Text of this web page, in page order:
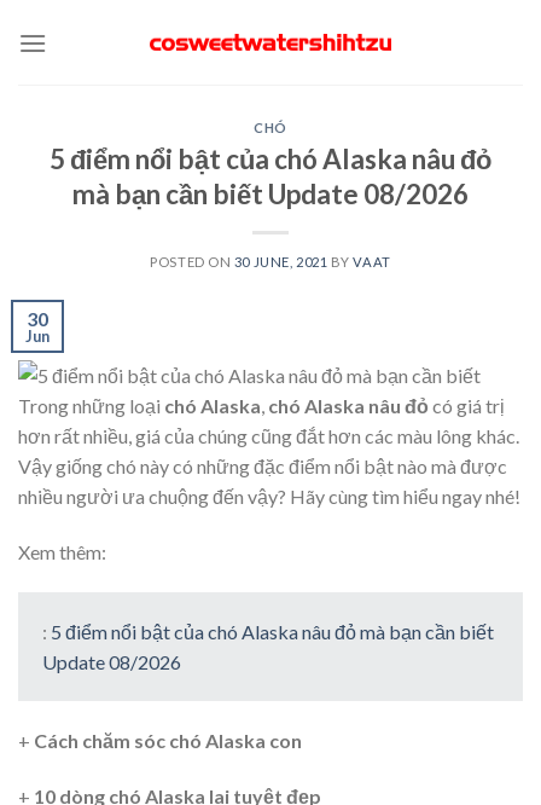
CHÓ
5 điểm nổi bật của chó Alaska nâu đỏ
mà bạn cần biết Update 08/2026
POSTED ON 30 JUNE, 2021 BYVAAT
30
Jun
Trong những loại chó Alaska, chó Alaska nâu đỏ có giá trị
hơn rất nhiều, giá của chúng cũng đắt hơn các màu lông khác.
Vậy giống chó này có những đặc điểm nổi bật nào mà được
nhiều người ưa chuộng đến vậy? Hãy cùng tìm hiểu ngay nhé!
Xem thêm:
: 5 điểm nổi bật của chó Alaska nâu đỏ mà bạn cần biết
Update 08/2026
+ Cách chăm sóc chó Alaska con
+ 10 dòng chó Alaska lai tuyệt đẹp